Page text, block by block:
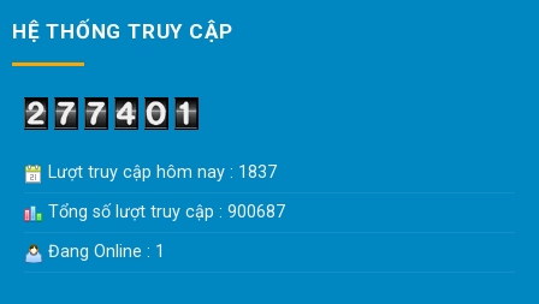
HỆ THỐNG TRUY CẬP
Lượt truy cập hôm nay : 1837
Tổng số lượt truy cập : 900687
Đang Online : 1